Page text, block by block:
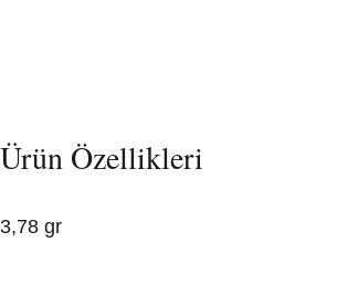
Ürün Özellikleri
3,78 gr